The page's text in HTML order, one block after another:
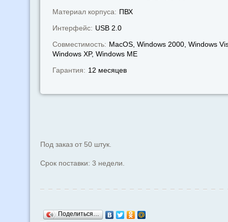
Материал корпуса: ПВХ
Интерфейс: USB 2.0
Совместимость: MacOS, Windows 2000, Windows
Windows XP, Windows МЕ
Гарантия: 12 месяцев
Под заказ от 50 штук.
Срок поставки: 3 недели.
Поделиться…